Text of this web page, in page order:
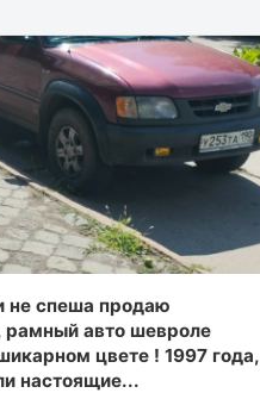
не спеша продаю
рамный авто шевроле
цвете ! 1997 года,
настоящие...